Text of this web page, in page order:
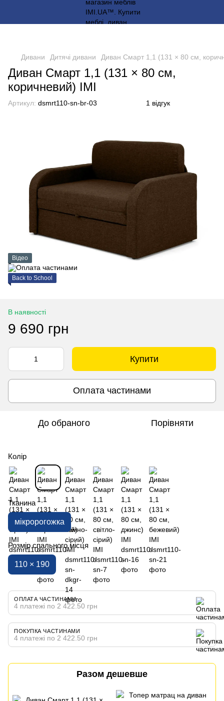
Дивани Дитячі дивани Диван Смарт 1,1 (131 × 80 см,
Диван Смарт 1,1 (131 × 80 см,
коричневий) IMI
Артикул: dsmrt110-sn-br-03 1 відгук
Відео
Back to School
В наявності
9 690 грн
Купити
Оплата частинами
До обраного Порівняти
Колір
Тканина
мікророгожка
Розмір спального місця
110 × 190
ОПЛАТА ЧАСТИНАМИ
4 платежі по 2 422.50 грн
ПОКУПКА ЧАСТИНАМИ
4 платежі по 2 422.50 грн
Разом дешевше